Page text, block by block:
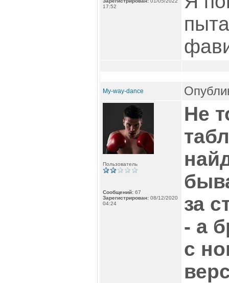
17:52
My-way-dance
Пользователь
Сообщений: 67
Зарегистрирован: 08/12/2020
04:24
Не
за
- а
с